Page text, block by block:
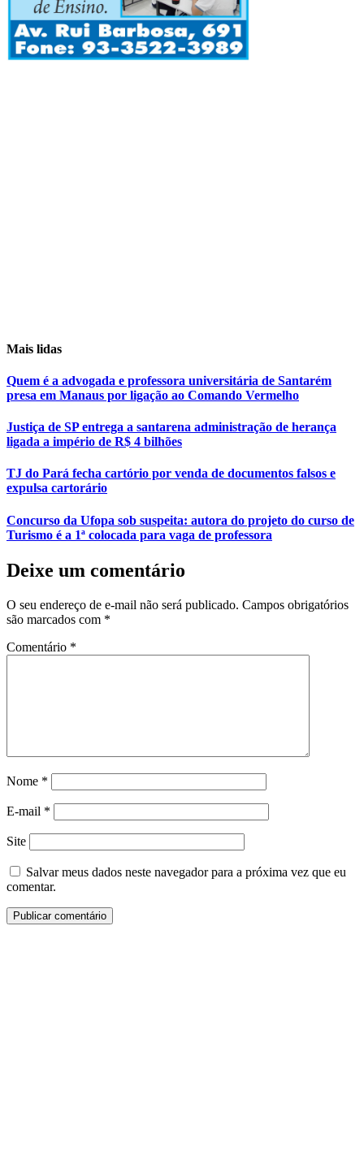
Mais lidas
Quem é a advogada e professora universitária de Santarém
presa em Manaus por ligação ao Comando Vermelho
Justiça de SP entrega a santarena administração de herança
ligada a império de R$ 4 bilhões
TJ do Pará fecha cartório por venda de documentos falsos e
expulsa cartorário
Concurso da Ufopa sob suspeita: autora do projeto do curso de
Turismo é a 1ª colocada para vaga de professora
Deixe um comentário
O seu endereço de e-mail não será publicado. Campos obrigatórios
são marcados com *
Comentário *
Nome *
E-mail *
Site
Salvar meus dados neste navegador para a próxima vez que eu
comentar.